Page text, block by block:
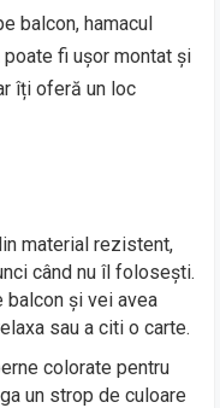
balcon, hamacul
fi ușor montat și
îți oferă un loc
material rezistent,
când nu îl folosești.
și vei avea
sau a citi o carte.
colorate pentru
un strop de culoare